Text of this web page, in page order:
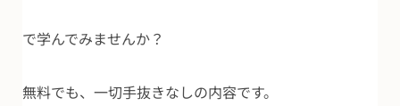
で学んでみませんか？
無料でも、一切手抜きなしの内容です。